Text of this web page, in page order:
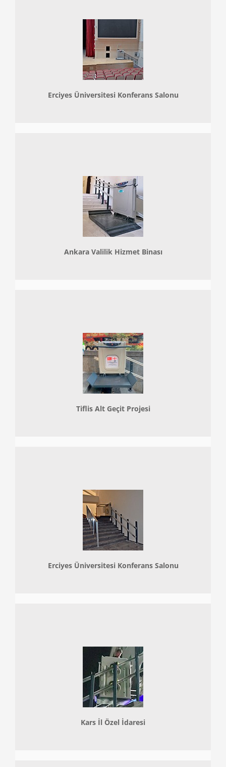
Erciyes Üniversitesi Konferans Salonu
Ankara Valilik Hizmet Binası
Tiflis Alt Geçit Projesi
Erciyes Üniversitesi Konferans Salonu
Kars İl Özel İdaresi